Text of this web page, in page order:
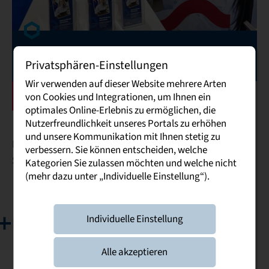
Die nächsten Events
Stuzubi in Dresden
05. September 2026
Besuchen Sie uns am Stand der Dualen Hochschule
Sachsen.
mehr erfahren
Privatsphären-Einstellungen
Wir verwenden auf dieser Website mehrere Arten
von Cookies und Integrationen, um Ihnen ein
optimales Online-Erlebnis zu ermöglichen, die
Nutzerfreundlichkeit unseres Portals zu erhöhen
und unsere Kommunikation mit Ihnen stetig zu
verbessern. Sie können entscheiden, welche
Kategorien Sie zulassen möchten und welche nicht
(mehr dazu unter „Individuelle Einstellung“).
Individuelle Einstellung
Alle akzeptieren